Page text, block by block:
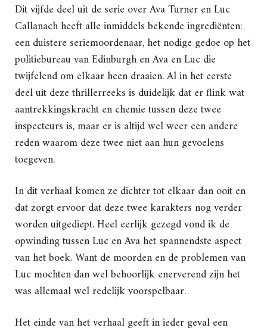
Dit vijfde deel uit de serie over Ava Turner en Luc
Callanach heeft alle inmiddels bekende ingrediënten:
een duistere seriemoordenaar, het nodige gedoe op het
politiebureau van Edinburgh en Ava en Luc die
twijfelend om elkaar heen draaien. Al in het eerste
deel uit deze thrillerreeks is duidelijk dat er flink wat
aantrekkingskracht en chemie tussen deze twee
inspecteurs is, maar er is altijd wel weer een andere
reden waarom deze twee niet aan hun gevoelens
toegeven.
In dit verhaal komen ze dichter tot elkaar dan ooit en
dat zorgt ervoor dat deze twee karakters nog verder
worden uitgediept. Heel eerlijk gezegd vond ik de
opwinding tussen Luc en Ava het spannendste aspect
van het boek. Want de moorden en de problemen van
Luc mochten dan wel behoorlijk enerverend zijn het
was allemaal wel redelijk voorspelbaar.
Het einde van het verhaal geeft in ieder geval een